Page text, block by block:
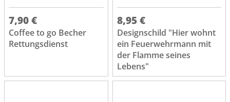
7,90 €
Coffee to go Becher
Rettungsdienst
8,95 €
Designschild "Hier wohnt
ein Feuerwehrmann mit
der Flamme seines
Lebens"